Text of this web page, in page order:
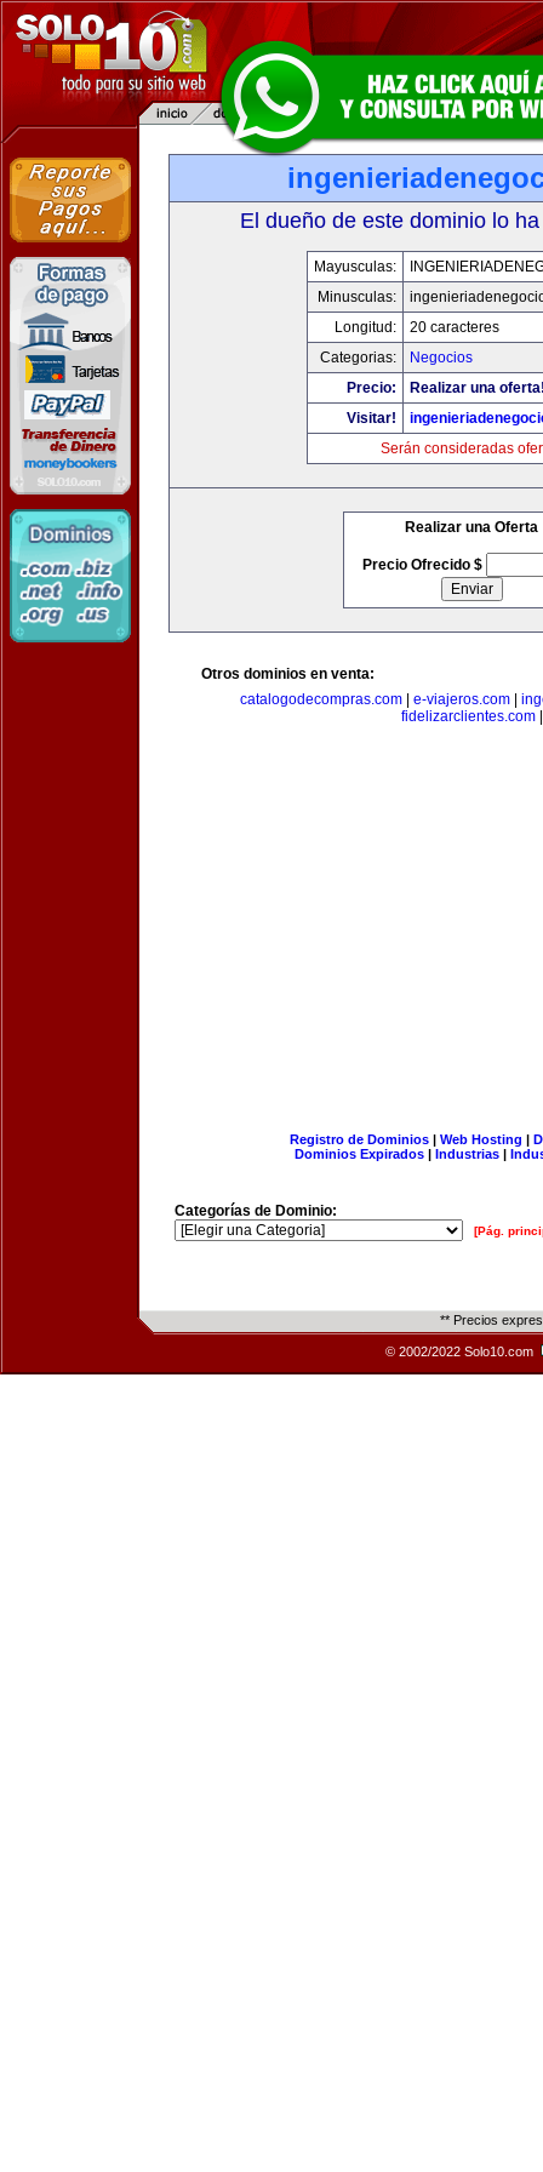
El dueño de este dominio lo
Mayusculas:
Minusculas:
Longitud:
20 caracteres
Categorias:
Negocios
Precio:
Realizar una
Visitar!
Serán consideradas
Realizar una Oferta
Precio Ofrecido $
Otros dominios en venta:
catalogodecompras.com| e-viajeros.com|
fidelizarclientes.com|
Registro de Dominios| Web Hosting |
Dominios Expirados | Industrias |
Categorías de Dominio:
[Pág.
** Precios
© 2002/2022 Solo10.com